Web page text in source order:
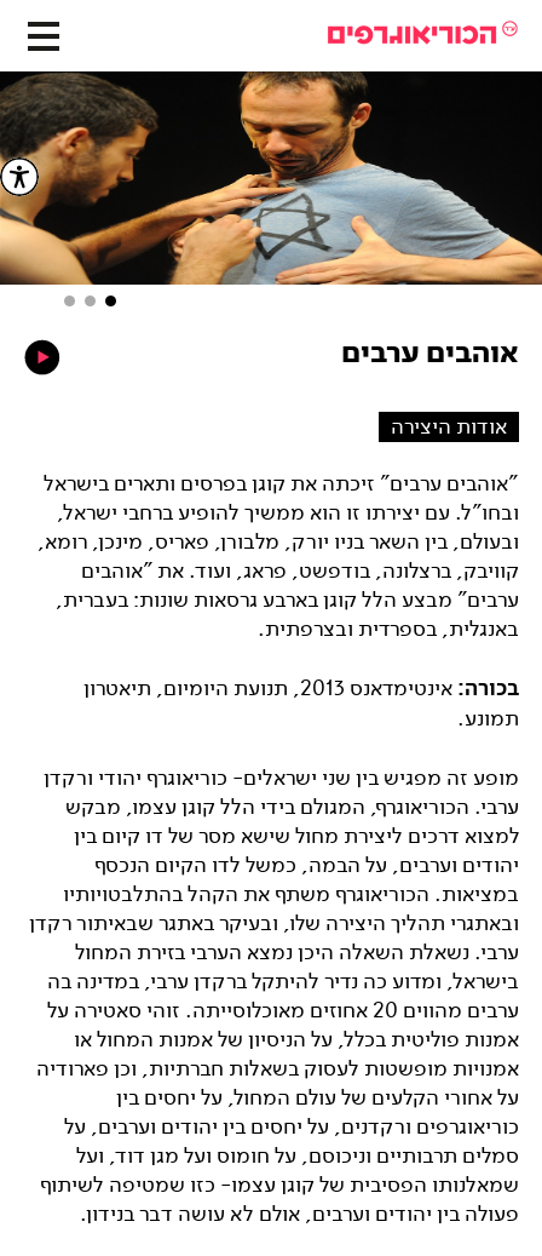
אוהבים ערבים
אודות היצירה
"אוהבים ערבים" זיכתה את קוגן בפרסים ותארים בישראל
ובחו"ל. עם יצירתו זו הוא ממשיך להופיע ברחבי ישראל,
ובעולם, בין השאר בניו יורק, מלבורן, פאריס, מינכן, רומא,
קוויבק, ברצלונה, בודפשט, פראג, ועוד. את "אוהבים
ערבים" מבצע הלל קוגן בארבע גרסאות שונות: בעברית,
באנגלית, בספרדית ובצרפתית.
בכורה:
אינטימדאנס 2013, תנועת היומיום, תיאטרון
תמונע.
מופע זה מפגיש בין שני ישראלים- כוריאוגרף יהודי ורקדן
ערבי. הכוריאוגרף, המגולם בידי הלל קוגן עצמו, מבקש
למצוא דרכים ליצירת מחול שישא מסר של דו קיום בין
יהודים וערבים, על הבמה, כמשל לדו הקיום הנכסף
במציאות. הכוריאוגרף משתף את הקהל בהתלבטויותיו
ובאתגרי תהליך היצירה שלו, ובעיקר באתגר שבאיתור רקדן
ערבי. נשאלת השאלה היכן נמצא הערבי בזירת המחול
בישראל, ומדוע כה נדיר להיתקל ברקדן ערבי, במדינה בה
ערבים מהווים 20 אחוזים מאוכלוסייתה. זוהי סאטירה על
אמנות פוליטית בכלל, על הניסיון של אמנות המחול או
אמנויות מופשטות לעסוק בשאלות חברתיות, וכן פארודיה
על אחורי הקלעים של עולם המחול, על יחסים בין
כוריאוגרפים ורקדנים, על יחסים בין יהודים וערבים, על
סמלים תרבותיים וניכוסם, על חומוס ועל מגן דוד, ועל
שמאלנותו הפסיבית של קוגן עצמו- כזו שמטיפה לשיתוף
פעולה בין יהודים וערבים, אולם לא עושה דבר בנידון.